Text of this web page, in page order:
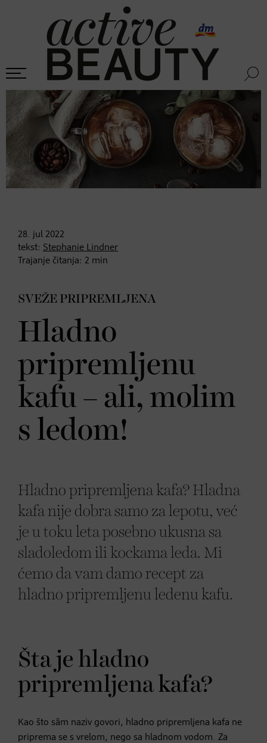
28. jul 2022
tekst: Stephanie Lindner
Trajanje čitanja: 2 min
SVEŽE PRIPREMLJENA
Hladno
pripremljenu
kafu – ali, molim
s ledom!
Hladno pripremljena kafa? Hladna
kafa nije dobra samo za lepotu, već
je u toku leta posebno ukusna sa
sladoledom ili kockama leda. Mi
ćemo da vam damo recept za
hladno pripremljenu ledenu kafu.
Šta je hladno
pripremljena kafa?
Kao što sâm naziv govori, hladno pripremljena kafa ne
priprema se s vrelom, nego sa hladnom vodom. Za